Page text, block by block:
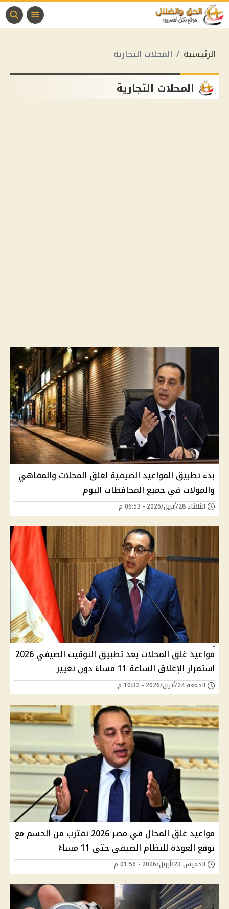
الرئيسية المحلات التجارية
المحلات التجارية
بدء تطبيق المواعيد الصيفية لغلق المحلات والمقاهي
والمولات في جميع المحافظات اليوم
الثلاثاء 28/أبريل/2026 - 06:53 م
مواعيد غلق المحلات بعد تطبيق التوقيت الصيفي 2026
استمرار الإغلاق الساعة 11 مساءً دون تغيير
الجمعة 24/أبريل/2026 - 10:32 م
مواعيد غلق المحال في مصر 2026 تقترب من الحسم مع
توقع العودة للنظام الصيفي حتى 11 مساءً
الخميس 23/أبريل/2026 - 01:56 م